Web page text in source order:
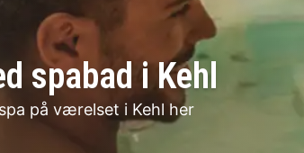
spabad i Kehl
på værelset i Kehl her